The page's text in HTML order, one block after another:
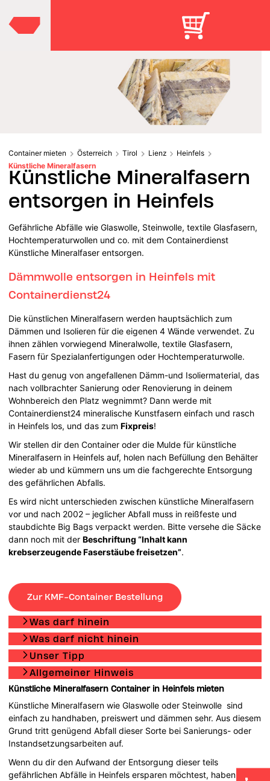
Container mieten Österreich Tirol Lienz
Heinfels
Künstliche Mineralfasern
Künstliche Mineralfasern
entsorgen in Heinfels
Gefährliche Abfälle wie Glaswolle, Steinwolle, textile Glasfasern,
Hochtemperaturwollen und co. mit dem Containerdienst
Künstliche Mineralfaser entsorgen.
Dämmwolle entsorgen in Heinfels mit
Containerdienst24
Die künstlichen Mineralfasern werden hauptsächlich zum
Dämmen und Isolieren für die eigenen 4 Wände verwendet. Zu
ihnen zählen vorwiegend Mineralwolle, textile Glasfasern,
Fasern für Spezialanfertigungen oder Hochtemperaturwolle.
Hast du genug von angefallenen Dämm-und Isoliermaterial, das
nach vollbrachter Sanierung oder Renovierung in deinem
Wohnbereich den Platz wegnimmt? Dann werde mit
Containerdienst24 mineralische Kunstfasern einfach und rasch
in Heinfels los, und das zumFixpreis!
Wir stellen dir den Container oder die Mulde für künstliche
Mineralfasern in Heinfels auf, holen nach Befüllung den Behälter
wieder ab und kümmern uns um die fachgerechte Entsorgung
des gefährlichen Abfalls.
Es wird nicht unterschieden zwischen künstliche Mineralfasern
vor und nach 2002 – jeglicher Abfall muss in reißfeste und
staubdichte Big Bags verpackt werden. Bitte versehe die Säcke
dann noch mit derBeschriftung “Inhalt kann
krebserzeugende Faserstäube freisetzen”.
Zur KMF-Container Bestellung
Was darf hinein
Was darf nicht hinein
Unser Tipp
Allgemeiner Hinweis
Künstliche Mineralfasern Container in Heinfels mieten
Künstliche Mineralfasern wie Glaswolle oder Steinwolle sind
einfach zu handhaben, preiswert und dämmen sehr. Aus diesem
Grund tritt genügend Abfall dieser Sorte bei Sanierungs- oder
Instandsetzungsarbeiten auf.
Wenn du dir den Aufwand der Entsorgung dieser teils
gefährlichen Abfälle in Heinfels ersparen möchtest, haben wir